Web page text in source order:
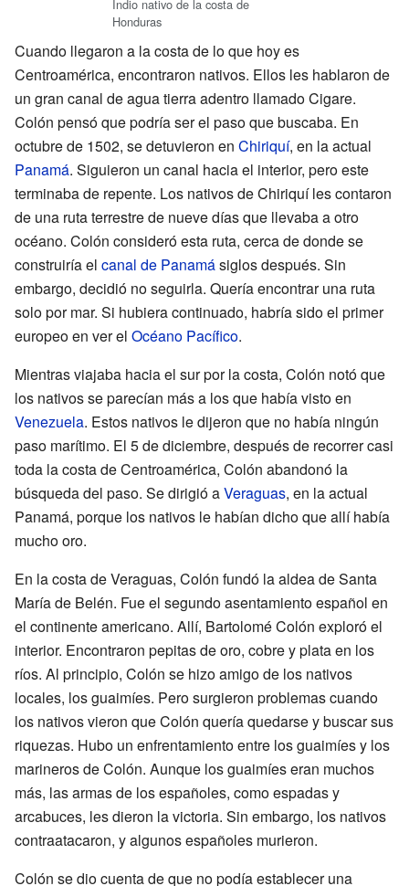
Indio nativo de la costa de
Honduras
Cuando llegaron a la costa de lo que hoy es
Centroamérica, encontraron nativos. Ellos les hablaron de
un gran canal de agua tierra adentro llamado Cigare.
Colón pensó que podría ser el paso que buscaba. En
octubre de 1502, se detuvieron en Chiriquí, en la actual
Panamá. Siguieron un canal hacia el interior, pero este
terminaba de repente. Los nativos de Chiriquí les contaron
de una ruta terrestre de nueve días que llevaba a otro
océano. Colón consideró esta ruta, cerca de donde se
construiría el canal de Panamásiglos después. Sin
embargo, decidió no seguirla. Quería encontrar una ruta
solo por mar. Si hubiera continuado, habría sido el primer
europeo en ver el Océano Pacífico.
Mientras viajaba hacia el sur por la costa, Colón notó que
los nativos se parecían más a los que había visto en
Venezuela. Estos nativos le dijeron que no había ningún
paso marítimo. El 5 de diciembre, después de recorrer casi
toda la costa de Centroamérica, Colón abandonó la
búsqueda del paso. Se dirigió aVeraguas, en la actual
Panamá, porque los nativos le habían dicho que allí había
mucho oro.
En la costa de Veraguas, Colón fundó la aldea de Santa
María de Belén. Fue el segundo asentamiento español en
el continente americano. Allí, Bartolomé Colón exploró el
interior. Encontraron pepitas de oro, cobre y plata en los
ríos. Al principio, Colón se hizo amigo de los nativos
locales, los guaimíes. Pero surgieron problemas cuando
los nativos vieron que Colón quería quedarse y buscar sus
riquezas. Hubo un enfrentamiento entre los guaimíes y los
marineros de Colón. Aunque los guaimíes eran muchos
más, las armas de los españoles, como espadas y
arcabuces, les dieron la victoria. Sin embargo, los nativos
contraatacaron, y algunos españoles murieron.
Colón se dio cuenta de que no podía establecer una